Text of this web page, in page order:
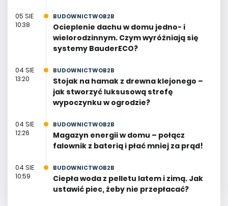
05 SIE
10:38
BUDOWNICTWOB2B
Ocieplenie dachu w domu jedno- i
wielorodzinnym. Czym wyróżniają się
systemy BauderECO?
04 SIE
13:20
BUDOWNICTWOB2B
Stojak na hamak z drewna klejonego –
jak stworzyć luksusową strefę
wypoczynku w ogrodzie?
04 SIE
12:26
BUDOWNICTWOB2B
Magazyn energii w domu – połącz
falownik z baterią i płać mniej za prąd!
04 SIE
10:59
BUDOWNICTWOB2B
Ciepła woda z pelletu latem i zimą. Jak
ustawić piec, żeby nie przepłacać?